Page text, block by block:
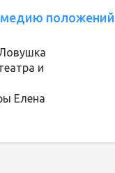
положений
и
Елена